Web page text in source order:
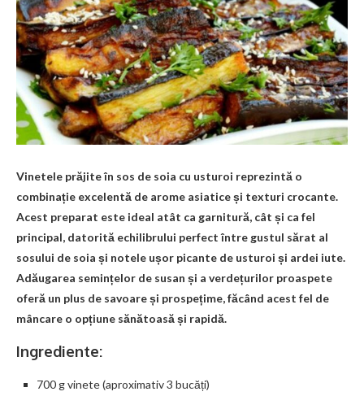
Vinetele prăjite în sos de soia cu usturoi reprezintă o
combinație excelentă de arome asiatice și texturi crocante.
Acest preparat este ideal atât ca garnitură, cât și ca fel
principal, datorită echilibrului perfect între gustul sărat al
sosului de soia și notele ușor picante de usturoi și ardei iute.
Adăugarea semințelor de susan și a verdețurilor proaspete
oferă un plus de savoare și prospețime, făcând acest fel de
mâncare o opțiune sănătoasă și rapidă.
Ingrediente:
700 g vinete (aproximativ 3 bucăți)